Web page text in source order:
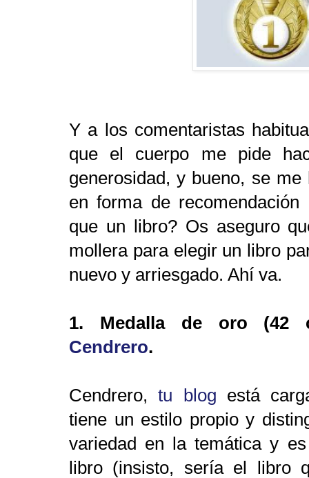
Y a los comentaristas
que el cuerpo me pide
generosidad, y bueno, se
en forma de
que un libro? Os aseguro
mollera para elegir un libro
nuevo y arriesgado. Ahí va.
1. Medalla de oro (42
Cendrero.
Cendrero,tu blog está
tiene un estilo propio y
variedad en la temática y
libro (insisto, sería el libro